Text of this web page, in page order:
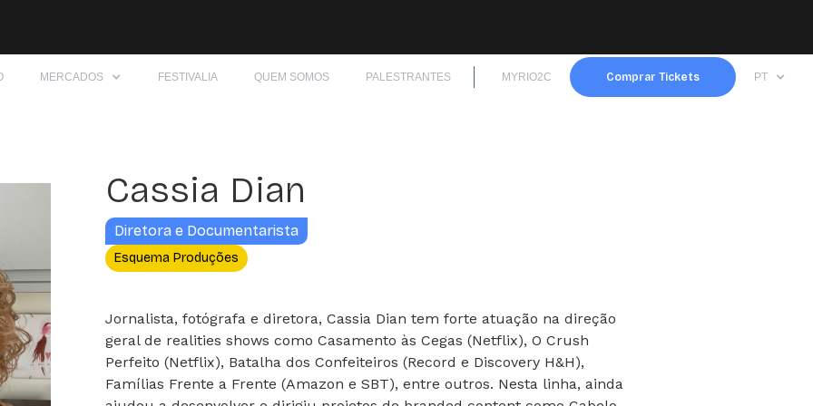
MERCADOS FESTIVALIA QUEM SOMOS PALESTRANTES MYRIO2C Comprar Tickets PT
Cassia Dian
Diretora e Documentarista
Esquema Produções
Jornalista, fotógrafa e diretora, Cassia Dian tem forte atuação na direção
geral de realities shows como Casamento às Cegas (Netflix), O Crush
Perfeito (Netflix), Batalha dos Confeiteiros (Record e Discovery H&H),
Famílias Frente a Frente (Amazon e SBT), entre outros. Nesta linha, ainda